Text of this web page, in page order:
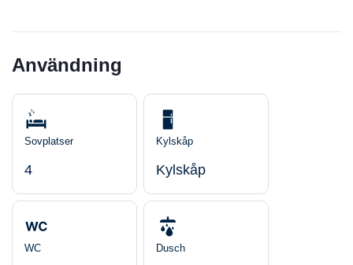
Användning
Sovplatser
4
Kylskåp
Kylskåp
WC Dusch